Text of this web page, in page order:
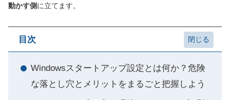
動かす側に立てます。
目次
Windowsスタートアップ設定とは何か？危険
な落とし穴とメリットをまるごと把握しよう